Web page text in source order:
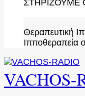
ΣΤΗΡΙΖΟΥΜΕ
Θεραπευτική
Ιπποθεραπεία
VACHOS-